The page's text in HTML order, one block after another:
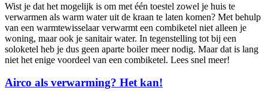
Wist je dat het mogelijk is om met één toestel zowel je huis te
verwarmen als warm water uit de kraan te laten komen? Met behulp
van een warmtewisselaar verwarmt een combiketel niet alleen je
woning, maar ook je sanitair water. In tegenstelling tot bij een
soloketel heb je dus geen aparte boiler meer nodig. Maar dat is lang
niet het enige voordeel van een combiketel. Lees snel meer!
Airco als verwarming? Het kan!